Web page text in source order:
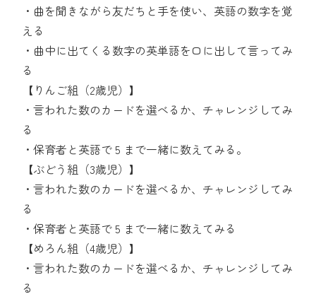
・曲を聞きながら友だちと手を使い、英語の数字を覚
える
・曲中に出てくる数字の英単語を口に出して言ってみ
る
【りんご組（2歳児）】
・言われた数のカードを選べるか、チャレンジしてみ
る
・保育者と英語で 5 まで一緒に数えてみる。
【ぶどう組（3歳児）】
・言われた数のカードを選べるか、チャレンジしてみ
る
・保育者と英語で 5 まで一緒に数えてみる
【めろん組（4歳児）】
・言われた数のカードを選べるか、チャレンジしてみ
る